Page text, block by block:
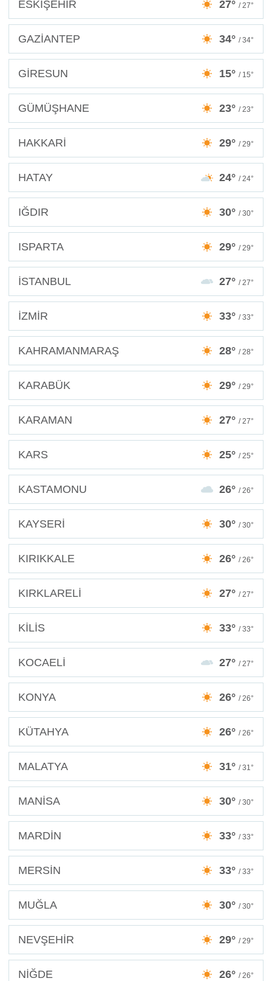
ESKİŞEHİR 27° / 27°
GAZİANTEP 34° / 34°
GİRESUN 15° / 15°
GÜMÜŞHANE 23° / 23°
HAKKARİ 29° / 29°
HATAY 24° / 24°
IĞDIR 30° / 30°
ISPARTA 29° / 29°
İSTANBUL 27° / 27°
İZMİR 33° / 33°
KAHRAMANMARAŞ 28° / 28°
KARABÜK 29° / 29°
KARAMAN 27° / 27°
KARS 25° / 25°
KASTAMONU 26° / 26°
KAYSERİ 30° / 30°
KIRIKKALE 26° / 26°
KIRKLARELİ 27° / 27°
KİLİS 33° / 33°
KOCAELİ 27° / 27°
KONYA 26° / 26°
KÜTAHYA 26° / 26°
MALATYA 31° / 31°
MANİSA 30° / 30°
MARDİN 33° / 33°
MERSİN 33° / 33°
MUĞLA 30° / 30°
NEVŞEHİR 29° / 29°
NİĞDE 26° / 26°